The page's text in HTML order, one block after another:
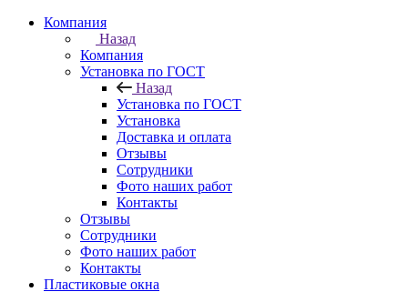
Компания
Назад
Компания
Установка по ГОСТ
Назад
Установка по ГОСТ
Установка
Доставка и оплата
Отзывы
Сотрудники
Фото наших работ
Контакты
Отзывы
Сотрудники
Фото наших работ
Контакты
Пластиковые окна